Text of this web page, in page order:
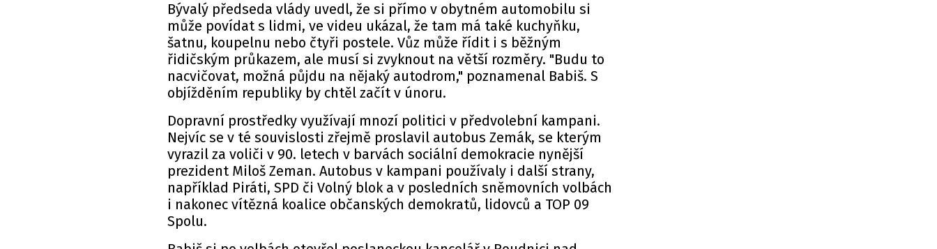
Bývalý předseda vlády uvedl, že si přímo v obytném automobilu si
může povídat s lidmi, ve videu ukázal, že tam má také kuchyňku,
šatnu, koupelnu nebo čtyři postele. Vůz může řídit i s běžným
řidičským průkazem, ale musí si zvyknout na větší rozměry. "Budu to
nacvičovat, možná půjdu na nějaký autodrom," poznamenal Babiš. S
objížděním republiky by chtěl začít v únoru.
Dopravní prostředky využívají mnozí politici v předvolební kampani.
Nejvíc se v té souvislosti zřejmě proslavil autobus Zemák, se kterým
vyrazil za voliči v 90. letech v barvách sociální demokracie nynější
prezident Miloš Zeman. Autobus v kampani používaly i další strany,
například Piráti, SPD či Volný blok a v posledních sněmovních volbách
i nakonec vítězná koalice občanských demokratů, lidovců a TOP 09
Spolu.